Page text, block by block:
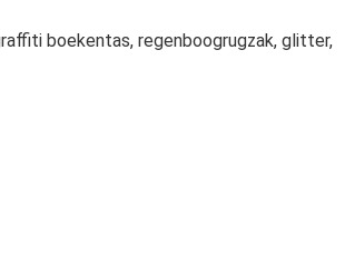
boekentas, regenboogrugzak, glitter,